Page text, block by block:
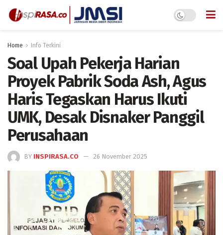
Home Info Terkini
Soal Upah Pekerja Harian
Proyek Pabrik Soda Ash, Agus
Haris Tegaskan Harus Ikuti
UMK, Desak Disnaker Panggil
Perusahaan
BY INSPIRASA.CO 26 November 2025